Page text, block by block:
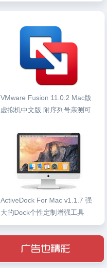
VMware Fusion 11.0.2 Mac版
虚拟机中文版 附序列号亲测可
ActiveDock For Mac v1.1.7 强
大的Dock个性定制增强工具